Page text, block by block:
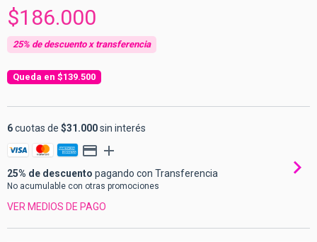
$186.000
$139.500
6cuotas de $31.000sin interés
25% de descuento pagando con Transferencia
No acumulable con otras promociones
VER MEDIOS DE PAGO